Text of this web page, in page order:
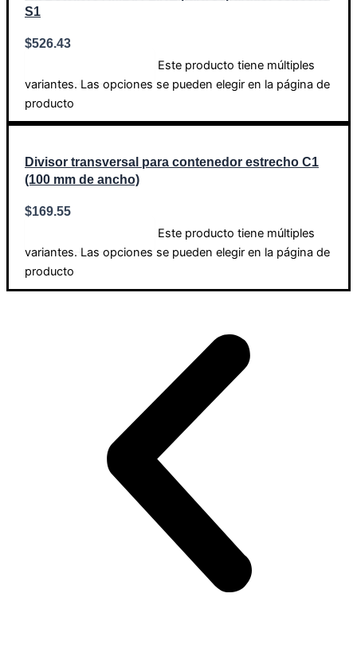
S1
$526.43
Este producto tiene múltiples
variantes. Las opciones se pueden elegir en la página de
producto
Divisor transversal para contenedor estrecho C1
(100 mm de ancho)
$169.55
Este producto tiene múltiples
variantes. Las opciones se pueden elegir en la página de
producto